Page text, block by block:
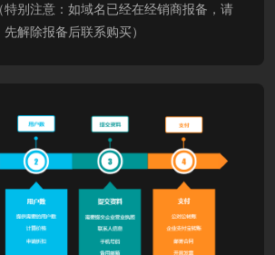
特别注意：如域名已经在经销商报备，请
先解除报备后联系购买）